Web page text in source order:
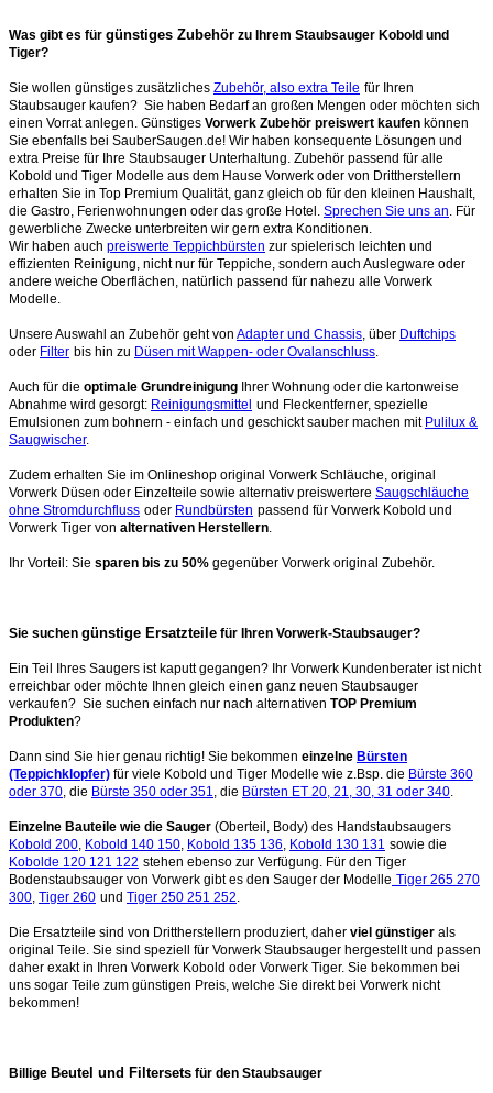
Was gibt es für günstiges Zubehör zu Ihrem Staubsauger Kobold und
Tiger?
Sie wollen günstiges zusätzliches Zubehör, also extra Teile für Ihren
Staubsauger kaufen? Sie haben Bedarf an großen Mengen oder möchten sich
einen Vorrat anlegen. Günstiges Vorwerk Zubehör preiswert kaufen können
Sie ebenfalls bei SauberSaugen.de! Wir haben konsequente Lösungen und
extra Preise für Ihre Staubsauger Unterhaltung. Zubehör passend für alle
Kobold und Tiger Modelle aus dem Hause Vorwerk oder von Drittherstellern
erhalten Sie in Top Premium Qualität, ganz gleich ob für den kleinen Haushalt,
die Gastro, Ferienwohnungen oder das große Hotel. Sprechen Sie uns an . Für
gewerbliche Zwecke unterbreiten wir gern extra Konditionen.
Wir haben auch preiswerte Teppichbürsten zur spielerisch leichten und
effizienten Reinigung, nicht nur für Teppiche, sondern auch Auslegware oder
andere weiche Oberflächen, natürlich passend für nahezu alle Vorwerk
Modelle.
Unsere Auswahl an Zubehör geht von Adapter und Chassis , über Duftchips
oder Filter bis hin zu Düsen mit Wappen- oder Ovalanschluss
Auch für die optimale Grundreinigung Ihrer Wohnung oder die kartonweise
Abnahme wird gesorgt: Reinigungsmittel und Fleckentferner, spezielle
Emulsionen zum bohnern - einfach und geschickt sauber machen mit Pulilux &
Saugwischer.
Zudem erhalten Sie im Onlineshop original Vorwerk Schläuche, original
Vorwerk Düsen oder Einzelteile sowie alternativ preiswertere Saugschläuche
ohne Stromdurchfluss oder Rundbürsten passend für Vorwerk Kobold und
Vorwerk Tiger von alternativen Herstellern
Ihr Vorteil: Sie sparen bis zu 50% gegenüber Vorwerk original Zubehör.
Sie suchen günstige Ersatzteile für Ihren Vorwerk-Staubsauger?
Ein Teil Ihres Saugers ist kaputt gegangen? Ihr Vorwerk Kundenberater ist nicht
erreichbar oder möchte Ihnen gleich einen ganz neuen Staubsauger
verkaufen? Sie suchen einfach nur nach alternativen TOP Premium
Produkten?
Dann sind Sie hier genau richtig! Sie bekommen einzelne Bürsten
(Teppichklopfer) für viele Kobold und Tiger Modelle wie z.Bsp. die Bürste 360
oder 370 , die Bürste 350 oder 351 , die Bürsten ET 20, 21, 30, 31 oder 340
Einzelne Bauteile wie die Sauger (Oberteil, Body) des Handstaubsaugers
Kobold 200 Kobold 140 150 Kobold 135 136 Kobold 130 131 sowie die
Kobolde 120 121 122 stehen ebenso zur Verfügung. Für den Tiger
Bodenstaubsauger von Vorwerk gibt es den Sauger der Modelle Tiger 265 270
300 Tiger 260 und Tiger 250 251 252
Die Ersatzteile sind von Drittherstellern produziert, daher viel günstiger als
original Teile. Sie sind speziell für Vorwerk Staubsauger hergestellt und passen
daher exakt in Ihren Vorwerk Kobold oder Vorwerk Tiger. Sie bekommen bei
uns sogar Teile zum günstigen Preis, welche Sie direkt bei Vorwerk nicht
bekommen!
Billige Beutel und Filtersets für den Staubsauger